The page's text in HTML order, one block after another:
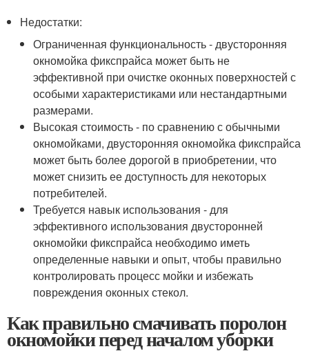
Недостатки:
Ограниченная функциональность - двусторонняя
окномойка фикспрайса может быть не
эффективной при очистке оконных поверхностей с
особыми характеристиками или нестандартными
размерами.
Высокая стоимость - по сравнению с обычными
окномойками, двусторонняя окномойка фикспрайса
может быть более дорогой в приобретении, что
может снизить ее доступность для некоторых
потребителей.
Требуется навык использования - для
эффективного использования двусторонней
окномойки фикспрайса необходимо иметь
определенные навыки и опыт, чтобы правильно
контролировать процесс мойки и избежать
повреждения оконных стекол.
Как правильно смачивать поролон
окномойки перед началом уборки